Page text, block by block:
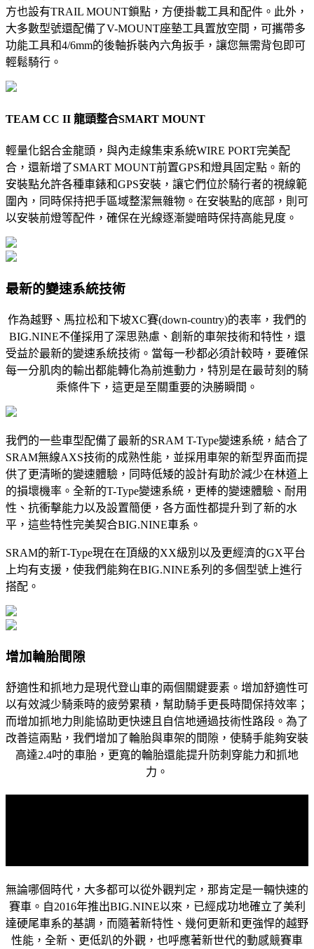
方也設有TRAIL MOUNT鎖點，方便掛載工具和配件。此外，
大多數型號還配備了V-MOUNT座墊工具置放空間，可攜帶多
功能工具和4/6mm的後軸拆裝內六角扳手，讓您無需背包即可
輕鬆騎行。
TEAM CC II 龍頭整合SMART MOUNT
輕量化鋁合金龍頭，與內走線集束系統WIRE PORT完美配
合，還新增了SMART MOUNT前置GPS和燈具固定點。新的
安裝點允許各種車錶和GPS安裝，讓它們位於騎行者的視線範
圍內，同時保持把手區域整潔無雜物。在安裝點的底部，則可
以安裝前燈等配件，確保在光線逐漸變暗時保持高能見度。
最新的變速系統技術
作為越野、馬拉松和下坡XC賽(down-country)的表率，我們的
BIG.NINE不僅採用了深思熟慮、創新的車架技術和特性，還
受益於最新的變速系統技術。當每一秒都必須計較時，要確保
每一分肌肉的輸出都能轉化為前進動力，特別是在最苛刻的騎
乘條件下，這更是至關重要的決勝瞬間。
我們的一些車型配備了最新的SRAM T-Type變速系統，結合了
SRAM無線AXS技術的成熟性能，並採用車架的新型界面而提
供了更清晰的變速體驗，同時低矮的設計有助於減少在林道上
的損壞機率。全新的T-Type變速系統，更棒的變速體驗、耐用
性、抗衝擊能力以及設置簡便，各方面性都提升到了新的水
平，這些特性完美契合BIG.NINE車系。
SRAM的新T-Type現在在頂級的XX級別以及更經濟的GX平台
上均有支援，使我們能夠在BIG.NINE系列的多個型號上進行
搭配。
增加輪胎間隙
舒適性和抓地力是現代登山車的兩個關鍵要素。增加舒適性可
以有效減少騎乘時的疲勞累積，幫助騎手更長時間保持效率；
而增加抓地力則能協助更快速且自信地通過技術性路段。為了
改善這兩點，我們增加了輪胎與車架的間隙，使騎手能夠安裝
高達2.4吋的車胎，更寬的輪胎還能提升防刺穿能力和抓地
力。
無論哪個時代，大多都可以從外觀判定，那肯定是一輛快速的
賽車。自2016年推出BIG.NINE以來，已經成功地確立了美利
達硬尾車系的基調，而隨著新特性、幾何更新和更強悍的越野
性能，全新、更低趴的外觀，也呼應著新世代的動感競賽車